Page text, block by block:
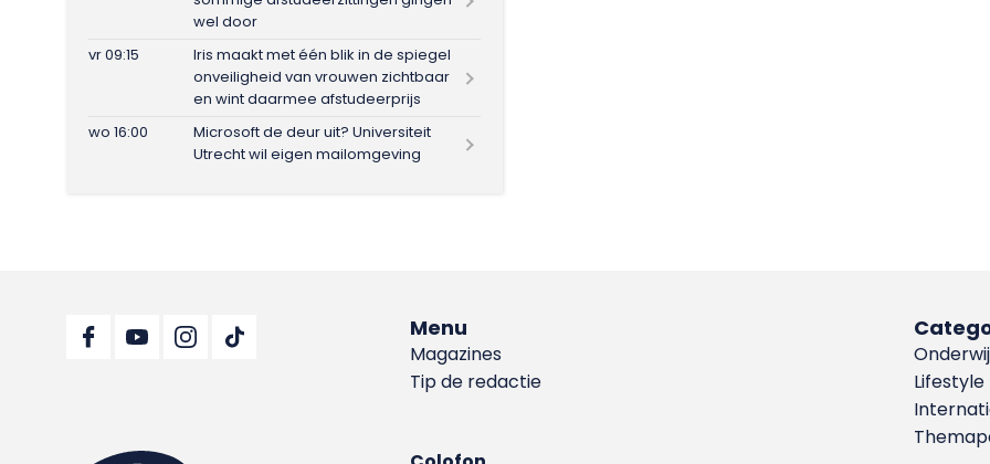
wel door
vr 09:15
Iris maakt met één blik in de spiegel
onveiligheid van vrouwen zichtbaar
en wint daarmee afstudeerprijs
wo 16:00
Microsoft de deur uit? Universiteit
Utrecht wil eigen mailomgeving
Menu
Magazines
Tip de redactie
Lifestyle